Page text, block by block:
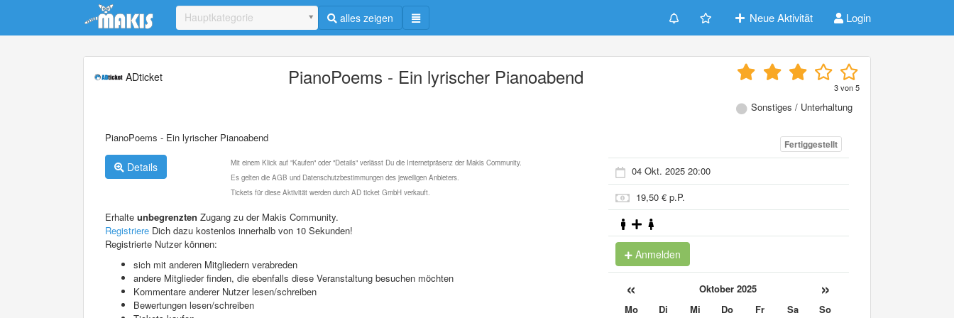
Update cookies preferences
Hauptkategorie alles zeigen Neue Aktivität Login
ADticket PianoPoems - Ein lyrischer Pianoabend 3von5
Sonstiges / Unterhaltung
PianoPoems - Ein lyrischer Pianoabend
Details
Mit einem Klick auf "Kaufen" oder "Details" verlässt Du die Internetpräsenz der Makis Community.
Es gelten die AGB und Datenschutzbestimmungen des jeweiligen Anbieters.
Tickets für diese Aktivität werden durch AD ticket GmbH verkauft.
Erhalte unbegrenzten Zugang zu der Makis Community.
Registriere Dich dazu kostenlos innerhalb von 10 Sekunden!
Registrierte Nutzer können:
sich mit anderen Mitgliedern verabreden
andere Mitglieder finden, die ebenfalls diese Veranstaltung besuchen möchten
Kommentare anderer Nutzer lesen/schreiben
Bewertungen lesen/schreiben
Fertiggestellt
04 Okt. 2025 20:00
19,50 € p.P.
Anmelden
« Oktober 2025 »
Mo Di Mi Do Fr Sa
So